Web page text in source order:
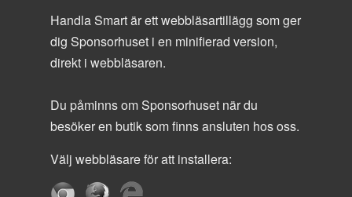
Handla Smart är ett webbläsartillägg som ger
dig Sponsorhuset i en minifierad version,
direkt i webbläsaren.
Du påminns om Sponsorhuset när du
besöker en butik som finns ansluten hos oss.
Välj webbläsare för att installera: